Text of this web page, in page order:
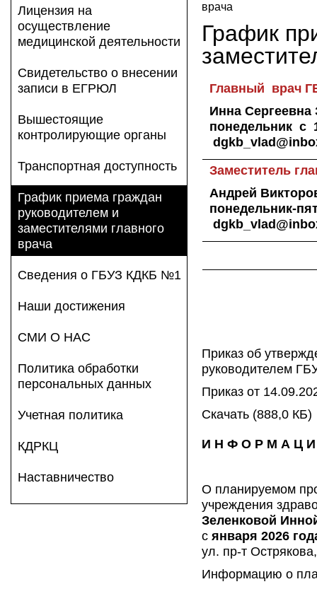
Лицензия на
осуществление
медицинской деятельности
Свидетельство о внесении
записи в ЕГРЮЛ
Вышестоящие
контролирующие органы
Транспортная доступность
График приема граждан
руководителем и
заместителями главного
врача
Сведения о ГБУЗ КДКБ №1
Наши достижения
СМИ О НАС
Политика обработки
персональных данных
Учетная политика
КДРКЦ
Наставничество
врача
График
Главный врач
Инна Сергеевна
понедельник
dgkb vlad @
Заместитель
Андрей
понедельник-
dgkb vlad @
Приказ об
руководителем
Приказ от
Скачать (888,0 КБ)
И Н Ф О Р М А Ц
О планируемом
учреждения
Зеленковой
с января 2026
ул. пр-т
Информацию о